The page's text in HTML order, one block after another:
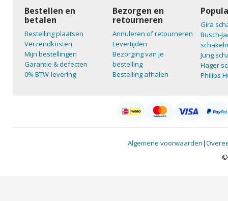
Bestellen en
betalen
Bestelling plaatsen
Verzendkosten
Mijn bestellingen
Garantie & defecten
0% BTW-levering
Bezorgen en
retourneren
Annuleren of retourneren
Levertijden
Bezorging van je
bestelling
Bestelling afhalen
Gira
Busch-
Jung
Hager
Philips
Algemene voorwaarden|
©